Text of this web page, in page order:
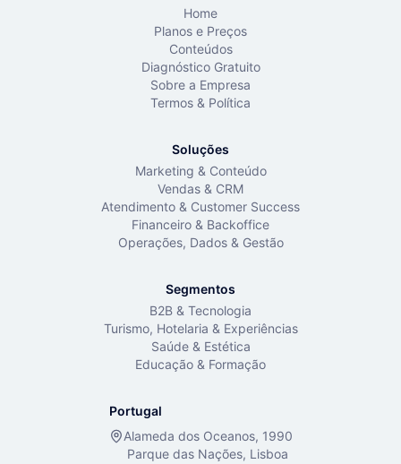
Home
Planos e Preços
Conteúdos
Diagnóstico Gratuito
Sobre a Empresa
Termos & Política
Soluções
Marketing & Conteúdo
Vendas & CRM
Atendimento & Customer Success
Financeiro & Backoffice
Operações, Dados & Gestão
Segmentos
B2B & Tecnologia
Turismo, Hotelaria & Experiências
Saúde & Estética
Educação & Formação
Portugal
Alameda dos Oceanos, 1990
Parque das Nações, Lisboa